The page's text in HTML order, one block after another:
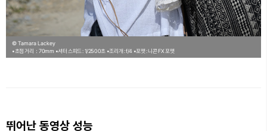
© Tamara Lackey
•초점 거리：70mm •셔터 스피드 : 1/2500초 •조리개 : f/4 •포맷 : 니콘 FX 포맷
뛰어난 동영상 성능